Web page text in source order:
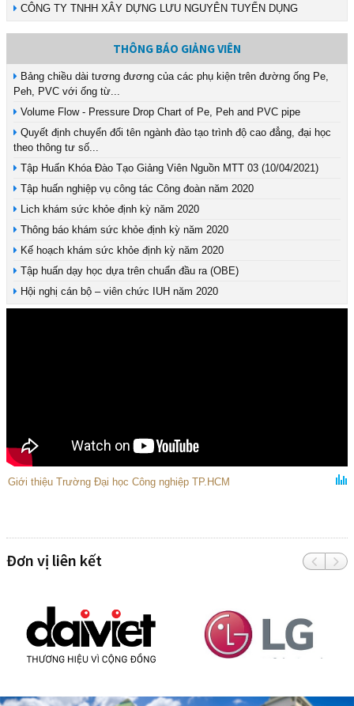
CÔNG TY TNHH XÂY DỰNG LƯU NGUYÊN TUYỂN DỤNG
THÔNG BÁO GIẢNG VIÊN
Bảng chiều dài tương đương của các phụ kiện trên đường ống Pe,
Peh, PVC với ống từ...
Volume Flow - Pressure Drop Chart of Pe, Peh and PVC pipe
Quyết định chuyển đổi tên ngành đào tạo trình độ cao đẳng, đại học
theo thông tư số...
Tập Huấn Khóa Đào Tạo Giảng Viên Nguồn MTT 03 (10/04/2021)
Tập huấn nghiệp vụ công tác Công đoàn năm 2020
Lich khám sức khỏe định kỳ năm 2020
Thông báo khám sức khỏe định kỳ năm 2020
Kế hoạch khám sức khỏe định kỳ năm 2020
Tập huấn dạy học dựa trên chuẩn đầu ra (OBE)
Hội nghị cán bộ – viên chức IUH năm 2020
Giới thiệu Trường Đại học Công nghiệp TP.HCM
Đơn vị liên kết